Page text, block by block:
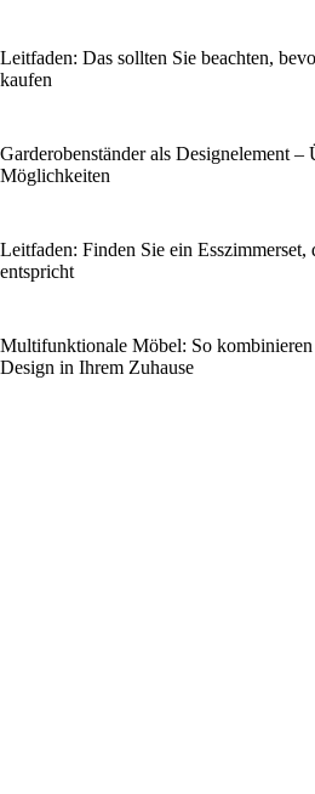
Leitfaden: Das sollten Sie beachten,
kaufen
Garderobenständer als Designelement
Möglichkeiten
Leitfaden: Finden Sie ein Esszimmerset,
entspricht
Multifunktionale Möbel: So
Design in Ihrem Zuhause